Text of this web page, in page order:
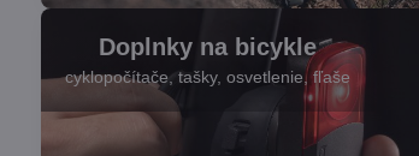
Bicykle
" title="
Bicykle
Doplnky na bicykle
cyklopočítače, tašky, osvetlenie, fľaše